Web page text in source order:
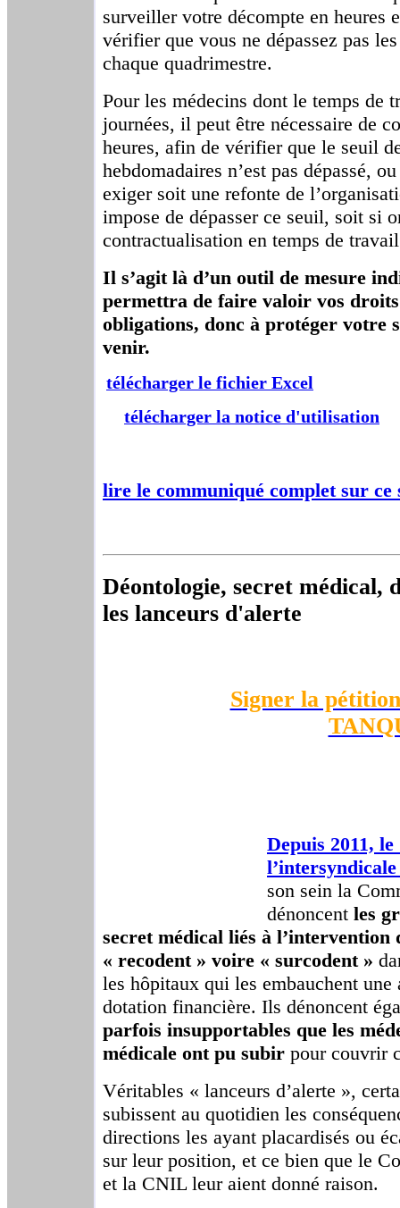
surveiller votre décompte en heures
vérifier que vous ne dépassez pas
chaque quadrimestre.
Pour les médecins dont le temps de
journées, il peut être nécessaire de
heures, afin de vérifier que le seuil
hebdomadaires n’est pas dépassé,
exiger soit une refonte de
impose de dépasser ce seuil, soit si
contractualisation en temps de
Il s’agit là d’un outil de mesure
permettra de faire valoir vos droits
obligations, donc à protéger votre
venir.
télécharger le fichier Excel
télécharger la notice d'utilisation
lire le communiqué complet sur ce
Déontologie, secret médical,
les lanceurs d'alerte
Signer la
Depuis 2011,
son sein la
dénoncent les
secret médical liés à l’intervention
« recodent » voire « surcodent »
les hôpitaux qui les embauchent une
dotation financière. Ils dénoncent
parfois insupportables que les
médicale ont pu subir pour couvrir
Véritables « lanceurs d’alerte »,
subissent au quotidien les
directions les ayant placardisés ou
sur leur position, et ce bien que le
et la CNIL leur aient donné raison.